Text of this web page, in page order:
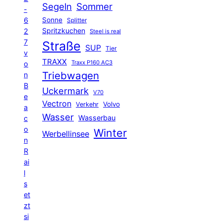
-
6
2
7
v
o
n
B
e
a
c
o
n
R
ai
l
s
et
zt
si
Segeln Sommer
Sonne Splitter
Spritzkuchen Steel is real
Straße SUP Tier
TRAXX Traxx P160 AC3
Triebwagen
Uckermark V70
Vectron Verkehr Volvo
Wasser Wasserbau
Werbellinsee Winter